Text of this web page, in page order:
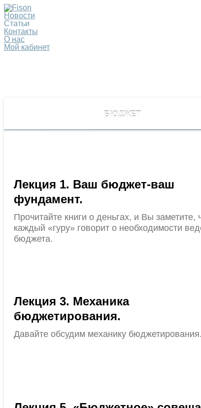
Новости
Статьи
Контакты
О нас
Мой кабинет
БЮДЖЕТ
Лекция 1. Ваш бюджет-ваш
фундамент.
Прочитайте книги о деньгах, и Вы заметите,
каждый «гуру» говорит о необходимости
бюджета.
Лекция 3. Механика
бюджетирования.
Давайте обсудим механику бюджетирования.